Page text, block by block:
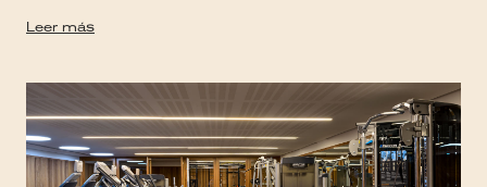
Leer más